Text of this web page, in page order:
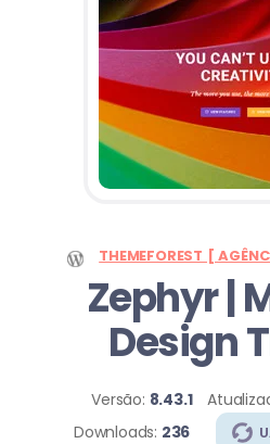
THEMEFOREST [
Zephyr |
Design
Versão: 8.43.1
Downloads: 236